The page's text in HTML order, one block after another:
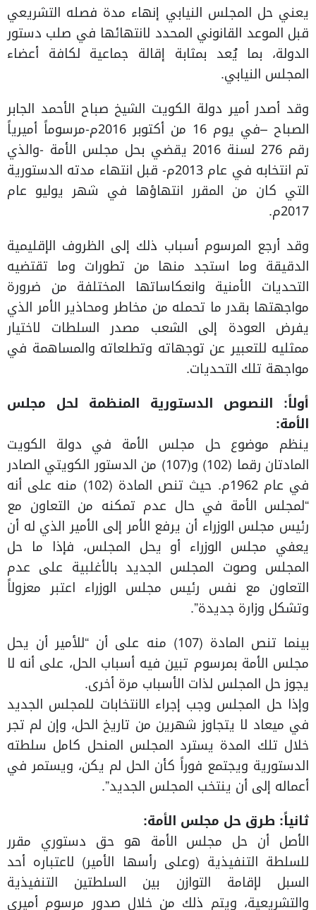
يعني حل المجلس النيابي إنهاء مدة فصله التشريعي
قبل الموعد القانوني المحدد لانتهائها في صلب دستور
الدولة، بما يُعد بمثابة إقالة جماعية لكافة أعضاء
المجلس النيابي.
وقد أصدر أمير دولة الكويت الشيخ صباح الأحمد الجابر
الصباح –في يوم 16 من أكتوبر 2016م-مرسوماً أميرياً
رقم 276 لسنة 2016 يقضي بحل مجلس الأمة -والذي
تم انتخابه في عام 2013م- قبل انتهاء مدته الدستورية
التي كان من المقرر انتهاؤها في شهر يوليو عام
2017م.
وقد أرجع المرسوم أسباب ذلك إلى الظروف الإقليمية
الدقيقة وما استجد منها من تطورات وما تقتضيه
التحديات الأمنية وانعكاساتها المختلفة من ضرورة
مواجهتها بقدر ما تحمله من مخاطر ومحاذير الأمر الذي
يفرض العودة إلى الشعب مصدر السلطات لاختيار
ممثليه للتعبير عن توجهاته وتطلعاته والمساهمة في
مواجهة تلك التحديات.
أولاً: النصوص الدستورية المنظمة لحل مجلس
الأمة:
ينظم موضوع حل مجلس الأمة في دولة الكويت
المادتان رقما (102) و(107) من الدستور الكويتي الصادر
في عام 1962م. حيث تنص المادة (102) منه على أنه
“لمجلس الأمة في حال عدم تمكنه من التعاون مع
رئيس مجلس الوزراء أن يرفع الأمر إلى الأمير الذي له أن
يعفي مجلس الوزراء أو يحل المجلس، فإذا ما حل
المجلس وصوت المجلس الجديد بالأغلبية على عدم
التعاون مع نفس رئيس مجلس الوزراء اعتبر معزولاً
وتشكل وزارة جديدة”.
بينما تنص المادة (107) منه على أن “للأمير أن يحل
مجلس الأمة بمرسوم تبين فيه أسباب الحل، على أنه لا
يجوز حل المجلس لذات الأسباب مرة أخرى.
وإذا حل المجلس وجب إجراء الانتخابات للمجلس الجديد
في ميعاد لا يتجاوز شهرين من تاريخ الحل، وإن لم تجر
خلال تلك المدة يسترد المجلس المنحل كامل سلطته
الدستورية ويجتمع فوراً كأن الحل لم يكن، ويستمر في
أعماله إلى أن ينتخب المجلس الجديد”.
ثانياً: طرق حل مجلس الأمة:
الأصل أن حل مجلس الأمة هو حق دستوري مقرر
للسلطة التنفيذية (وعلى رأسها الأمير) لاعتباره أحد
السبل لإقامة التوازن بين السلطتين التنفيذية
والتشريعية، ويتم ذلك من خلال صدور مرسوم أميري